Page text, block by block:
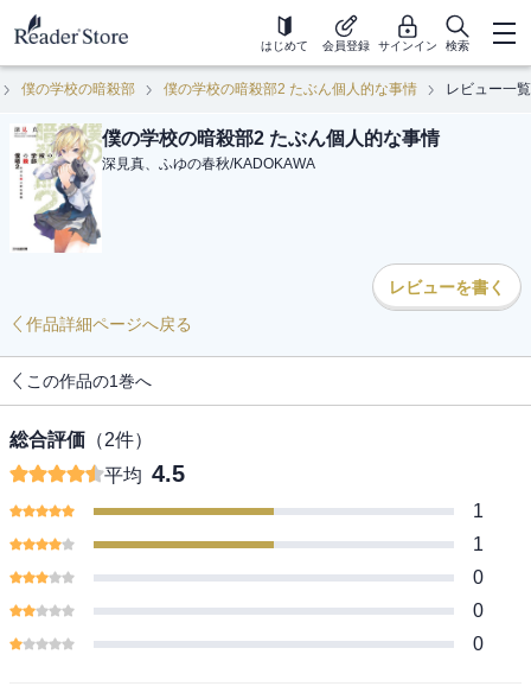
はじめて 会員登録 サインイン 検索
僕の学校の暗殺部 僕の学校の暗殺部2 たぶん個人的な事情 レビュー一覧
僕の学校の暗殺部2 たぶん個人的な事情
深見真、ふゆの春秋/KADOKAWA
レビューを書く
作品詳細ページへ戻る
この作品の1巻へ
総合評価 （2件）
平均 4.5
1
1
0
0
0